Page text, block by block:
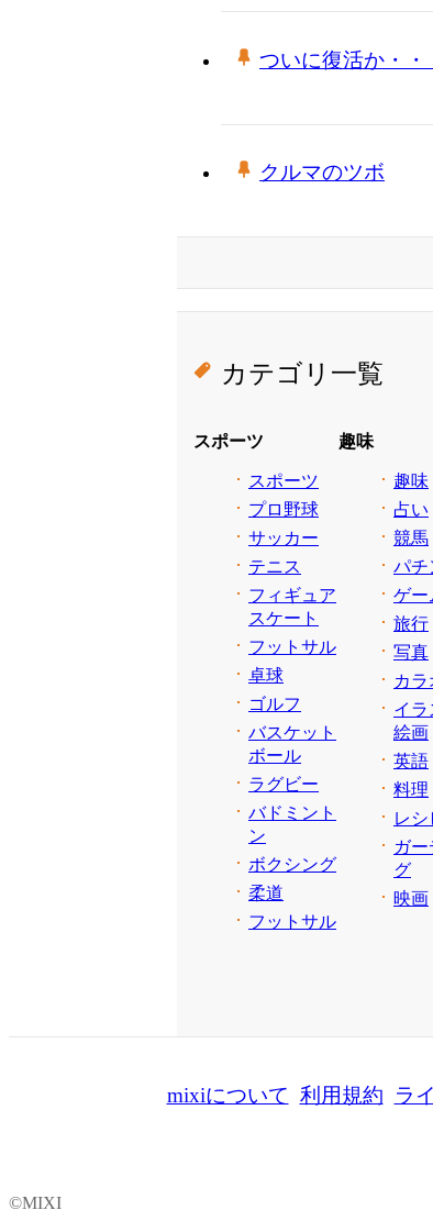
ついに復活か・・
クルマのツボ
カテゴリ一覧
スポーツ
スポーツ
プロ野球
サッカー
テニス
フィギュア
スケート
フットサル
卓球
ゴルフ
バスケット
ボール
ラグビー
バドミント
ン
ボクシング
柔道
フットサル
趣味
趣味
占い
競馬
パチ
ゲー
旅行
写真
カラ
イラ
絵画
英語
料理
レシ
ガー
グ
映画
mixiについて 利用規約 ラ
©MIXI